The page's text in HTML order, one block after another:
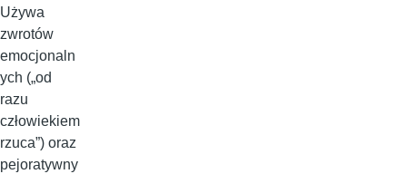
Używa
zwrotów
emocjonaln
ych („od
razu
człowiekiem
rzuca”) oraz
pejoratywny